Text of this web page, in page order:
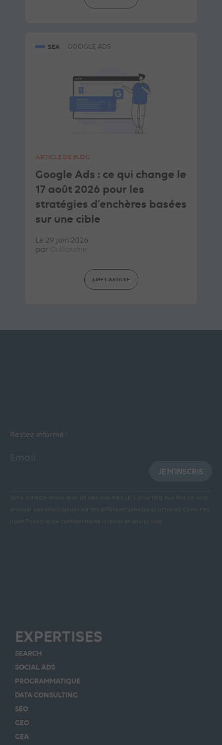
SEA GOOGLE ADS
ARTICLE DE BLOG
Google Ads : ce qui change le
17 août 2026 pour les
stratégies d’enchères basées
sur une cible
Le 29 juin 2026
par Guillaume
LIRE L'ARTICLE
Restez informé :
JE M'INSCRIS
Votre adresse email sera utilisée par Ad’s up Consulting aux fins de vous
envoyer des informations sur ses différents services et activités.
Consultez
notre Politique de confidentialité ici pour en savoir plus
EXPERTISES
SEARCH
SOCIAL ADS
PROGRAMMATIQUE
DATA CONSULTING
SEO
GEO
GEA